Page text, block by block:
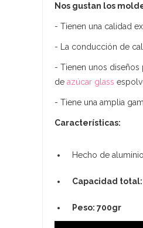
Nos gustan los
- Tienen una calidad
- La conducción de
- Tienen unos
de azúcar glass
- Tiene una amplia
Características:
Hecho de
Capacidad total:
Peso: 700gr